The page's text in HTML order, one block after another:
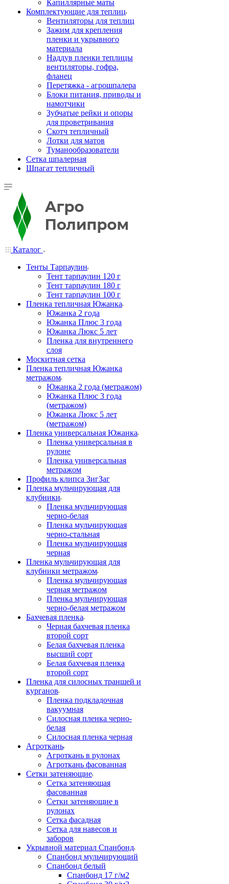
Капиллярные маты
Комплектующие для теплиц
Вентиляторы для теплиц
Зажим для крепления
пленки и укрывного
материала
Наддув пленки теплицы
вентиляторы, гофра,
фланец
Перетяжка - агрошпалера
Блоки питания, приводы и
намотчики
Зубчатые рейки и опоры
для проветривания
Скотч тепличный
Лотки для матов
Туманообразователи
Сетка шпалерная
Шпагат тепличный
Каталог
Тенты Тарпаулин
Тент тарпаулин 120 г
Тент тарпаулин 180 г
Тент тарпаулин 100 г
Пленка тепличная Южанка
Южанка 2 года
Южанка Плюс 3 года
Южанка Люкс 5 лет
Пленка для внутреннего
слоя
Москитная сетка
Пленка тепличная Южанка
метражом
Южанка 2 года (метражом)
Южанка Плюс 3 года
(метражом)
Южанка Люкс 5 лет
(метражом)
Пленка универсальная Южанка
Пленка универсальная в
рулоне
Пленка универсальная
метражом
Профиль клипса ЗигЗаг
Пленка мульчирующая для
клубники
Пленка мульчирующая
черно-белая
Пленка мульчирующая
черно-стальная
Пленка мульчирующая
черная
Пленка мульчирующая для
клубники метражом
Пленка мульчирующая
черная метражом
Пленка мульчирующая
черно-белая метражом
Бахчевая пленка
Черная бахчевая пленка
второй сорт
Белая бахчевая пленка
высший сорт
Белая бахчевая пленка
второй сорт
Пленка для силосных траншей и
курганов
Пленка подкладочная
вакуумная
Силосная пленка черно-
белая
Силосная пленка черная
Агроткань
Агроткань в рулонах
Агроткань фасованная
Сетки затеняющие
Сетка затеняющая
фасованная
Сетки затеняющие в
рулонах
Сетка фасадная
Сетка для навесов и
заборов
Укрывной материал Спанбонд
Спанбонд мульчирующий
Спанбонд белый
Спанбонд 17 г/м2